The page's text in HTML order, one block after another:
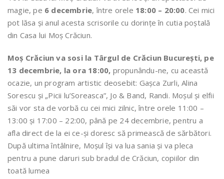
magie, pe 6 decembrie, între orele 18:00 – 20:00. Cei mici
pot lăsa și anul acesta scrisorile cu dorințe în cutia poștală
din Casa lui Moș Crăciun.
Moș Crăciun va sosi la Târgul de Crăciun București, pe
13 decembrie, la ora 18:00, propunându-ne, cu această
ocazie, un program artistic deosebit: Gașca Zurli, Alina
Sorescu și „Picii lu’Soreasca”, Jo & Band, Randi. Moșul și elfii
săi vor sta de vorbă cu cei mici zilnic, între orele 11:00 –
13:00 și 17:00 – 22:00, până pe 24 decembrie, pentru a
afla direct de la ei ce-și doresc să primească de sărbători.
După ultima întâlnire, Moșul își va lua sania și va pleca
pentru a pune daruri sub bradul de Crăciun, copiilor din
toată lumea